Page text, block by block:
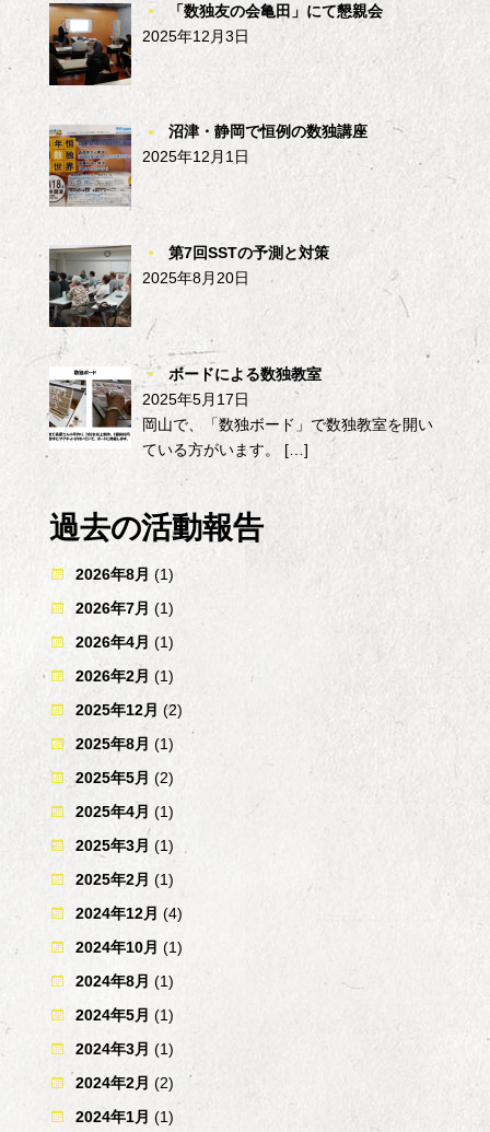
「数独友の会亀田」にて懇親会
2025年12月3日
沼津・静岡で恒例の数独講座
2025年12月1日
第7回SSTの予測と対策
2025年8月20日
ボードによる数独教室
2025年5月17日
岡山で、「数独ボード」で数独教室を開い
ている方がいます。 […]
過去の活動報告
2026年8月 (1)
2026年7月 (1)
2026年4月 (1)
2026年2月 (1)
2025年12月 (2)
2025年8月 (1)
2025年5月 (2)
2025年4月 (1)
2025年3月 (1)
2025年2月 (1)
2024年12月 (4)
2024年10月 (1)
2024年8月 (1)
2024年5月 (1)
2024年3月 (1)
2024年2月 (2)
2024年1月 (1)